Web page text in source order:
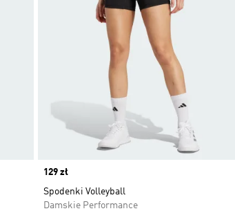
Price
129 zł
Spodenki Volleyball
Damskie Performance